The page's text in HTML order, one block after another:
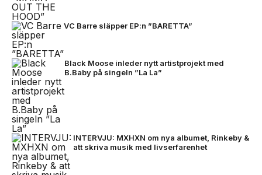
VC Barre släpper EP:n ”BARETTA”
Black Moose inleder nytt artistprojekt med
B.Baby på singeln ”La La”
INTERVJU: MXHXN om nya albumet, Rinkeby &
att skriva musik med livserfarenhet